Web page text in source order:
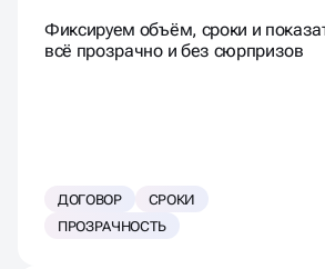
Фиксируем объём, сроки и
всё прозрачно и без сюрпризов
ДОГОВОР
СРОКИ
ПРОЗРАЧНОСТЬ